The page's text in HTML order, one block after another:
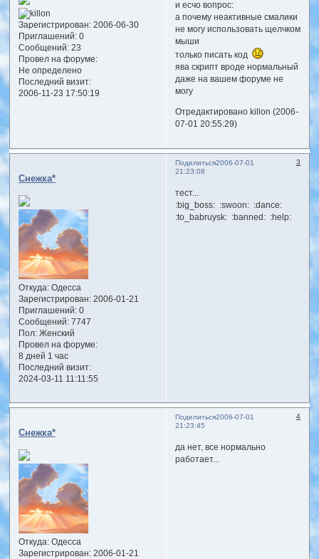
Зарегистрирован: 2006-06-30
Приглашений:0
Сообщений:23
Провел на форуме:
Не определено
Последний визит:
2006-11-23 17:50:19
и есчо вопрос:
а почему неактивные смалики
не могу использовать щелчком
мыши
только писать код
ява скрипт вроде нормальный
даже на вашем форуме не
могу
Отредактировано killon (2006-
07-01 20:55:29)
Поделиться 3
2006-07-01
21:23:08
Снежка*
Откуда:Одесса
Зарегистрирован: 2006-01-21
Приглашений:0
Сообщений:7747
Пол:Женский
Провел на форуме:
8 дней 1 час
Последний визит:
2024-03-11 11:11:55
тест...
:big_boss: :swoon: :dance:
:to_babruysk: :banned: :help:
Поделиться 4
2006-07-01
21:23:45
Снежка*
Откуда:Одесса
Зарегистрирован: 2006-01-21
да нет, все нормально
работает...